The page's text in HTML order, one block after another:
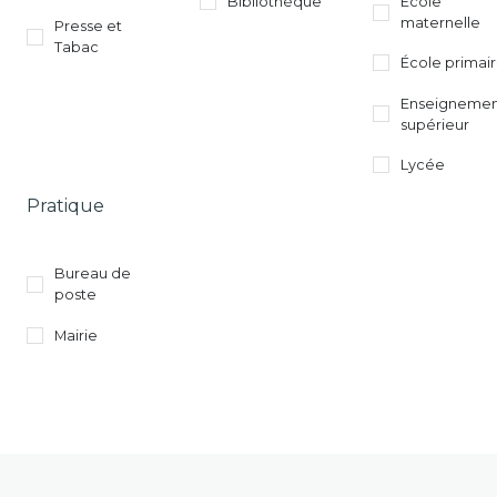
Presse et
Tabac
maternelle
École
supérieur
Lycée
Pratique
Bureau de
poste
Mairie